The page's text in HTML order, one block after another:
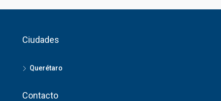
Ciudades
Querétaro
Contacto